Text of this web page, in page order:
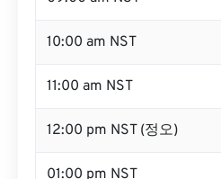
10:00 am NST
11:00 am NST
12:00 pm NST (정오)
01:00 pm NST